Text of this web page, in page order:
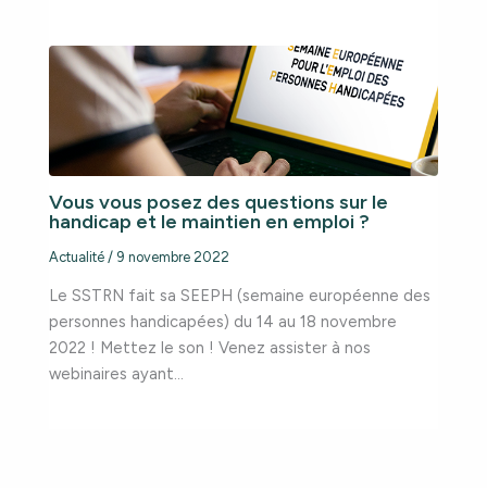
Vous vous posez des questions sur le
handicap et le maintien en emploi ?
Actualité/ 9 novembre 2022
Le SSTRN fait sa SEEPH (semaine européenne des
personnes handicapées) du 14 au 18 novembre
2022 ! Mettez le son ! Venez assister à nos
webinaires ayant…